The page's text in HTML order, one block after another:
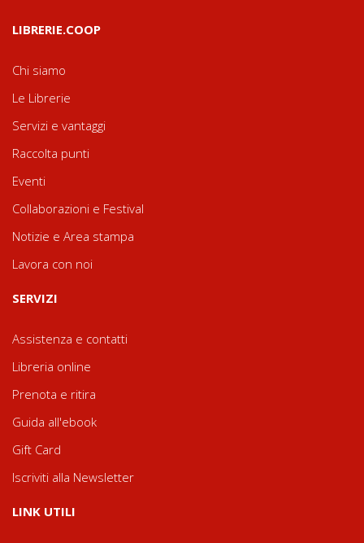
LIBRERIE.COOP
Chi siamo
Le Librerie
Servizi e vantaggi
Raccolta punti
Eventi
Collaborazioni e Festival
Notizie e Area stampa
Lavora con noi
SERVIZI
Assistenza e contatti
Libreria online
Prenota e ritira
Guida all'ebook
Gift Card
Iscriviti alla Newsletter
LINK UTILI